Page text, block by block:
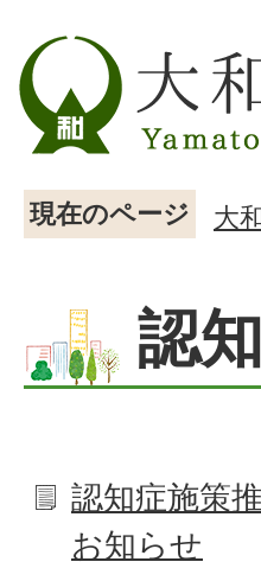
現在のページ 大
認
認知症施策
お知らせ